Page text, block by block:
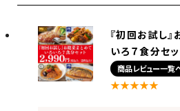
『初回お試し
いろ７食分
商品レビュー一覧
★★★★★